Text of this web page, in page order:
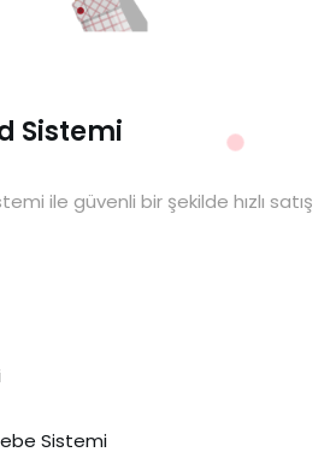
Sistemi
ile güvenli bir şekilde hızlı satış
Sistemi